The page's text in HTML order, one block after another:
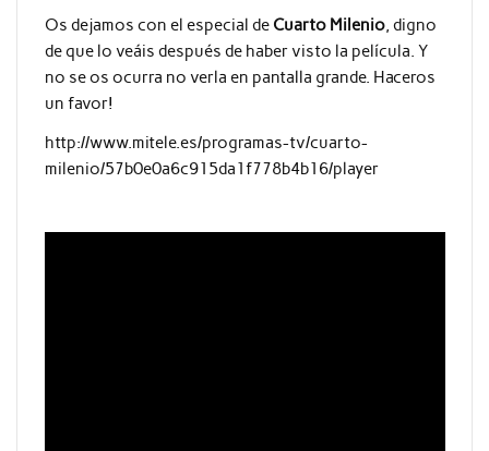
Os dejamos con el especial de Cuarto Milenio, digno
de que lo veáis después de haber visto la película. Y
no se os ocurra no verla en pantalla grande. Haceros
un favor!
http://www.mitele.es/programas-tv/cuarto-
milenio/57b0e0a6c915da1f778b4b16/player